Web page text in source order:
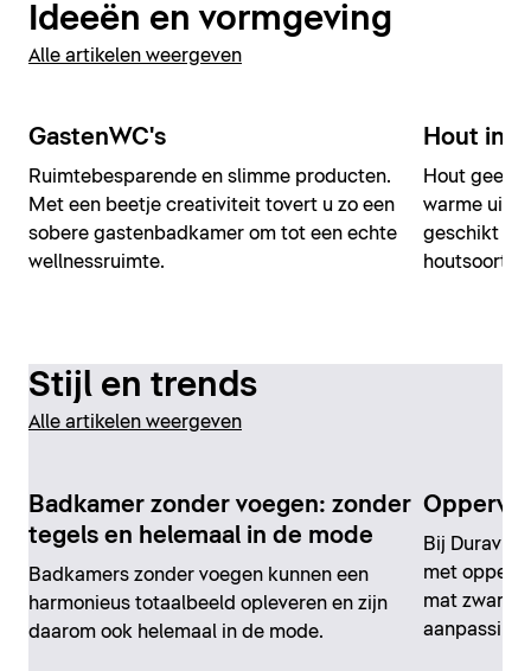
Ideeën en vormgeving
Alle artikelen weergeven
GastenWC's
Ruimtebesparende en slimme producten.
Met een beetje creativiteit tovert u zo een
sobere gastenbadkamer om tot een echte
wellnessruimte.
Hout in
Hout geeft
warme
geschikt
houtsoort
Stijl en trends
Alle artikelen weergeven
Badkamer zonder voegen: zonder
tegels en helemaal in de mode
Badkamers zonder voegen kunnen een
harmonieus totaalbeeld opleveren en zijn
daarom ook helemaal in de mode.
Bij Duravit
met
mat zwart